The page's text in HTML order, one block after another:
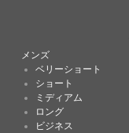
メンズ
ベリーショート
ショート
ミディアム
ロング
ビジネス